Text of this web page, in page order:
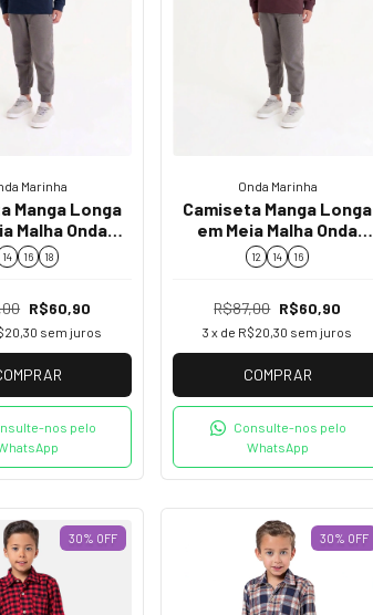
Marinha
Manga Longa
Malha Onda
5261012
14 16 18
R$60,90
sem juros
nos pelo
Onda Marinha
Camiseta Manga Longa
em Meia Malha Onda
Marinha 5261012
12 14 16
R$87,00 R$60,90
3 x de R$20,30 sem juros
COMPRAR
Consulte-nos pelo
WhatsApp
30% OFF 30% OFF